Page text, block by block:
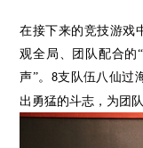
在接下来的竞技游戏
观全局、团队配合的
声”。 8支队伍八仙过
出勇猛的斗志，为团